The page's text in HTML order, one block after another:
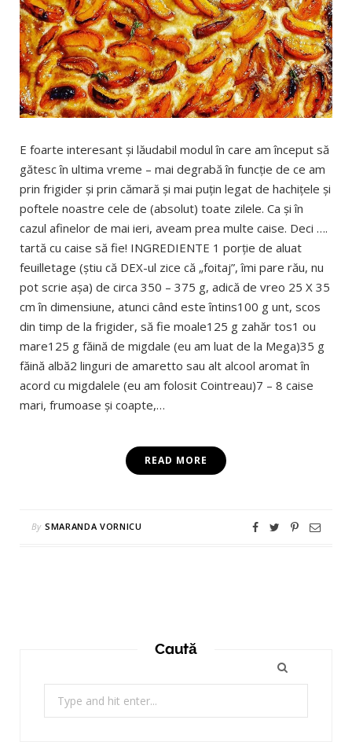
E foarte interesant și lăudabil modul în care am început să
gătesc în ultima vreme – mai degrabă în funcție de ce am
prin frigider și prin cămară și mai puțin legat de hachițele și
poftele noastre cele de (absolut) toate zilele. Ca și în
cazul afinelor de mai ieri, aveam prea multe caise. Deci ….
tartă cu caise să fie! INGREDIENTE 1 porție de aluat
feuilletage (știu că DEX-ul zice că „foitaj”, îmi pare rău, nu
pot scrie așa) de circa 350 – 375 g, adică de vreo 25 X 35
cm în dimensiune, atunci când este întins100 g unt, scos
din timp de la frigider, să fie moale125 g zahăr tos1 ou
mare125 g făină de migdale (eu am luat de la Mega)35 g
făină albă2 linguri de amaretto sau alt alcool aromat în
acord cu migdalele (eu am folosit Cointreau)7 – 8 caise
mari, frumoase și coapte,…
READ MORE
By SMARANDA VORNICU
Caută
for: